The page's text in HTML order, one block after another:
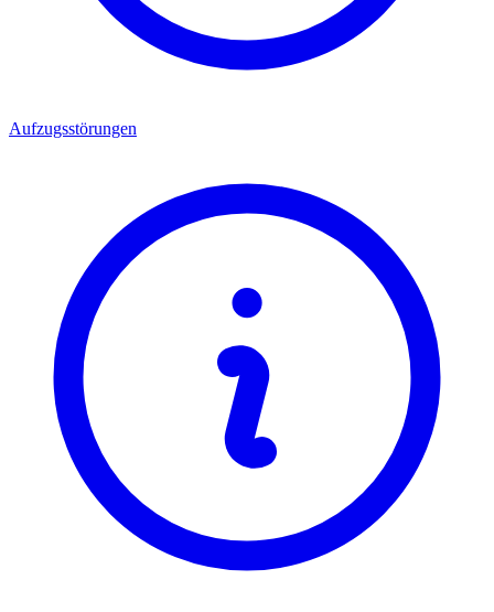
Aufzugsstörungen